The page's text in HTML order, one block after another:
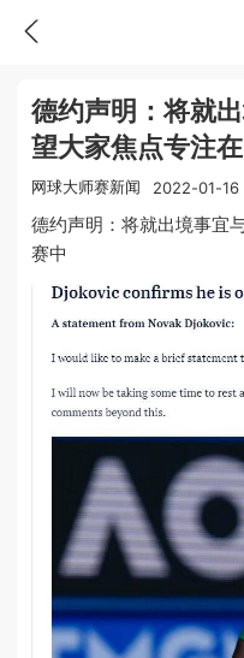
德约声明：将就
望大家焦点专注
网球大师赛新闻 2022-01-16
德约声明：将就出境事宜
赛中